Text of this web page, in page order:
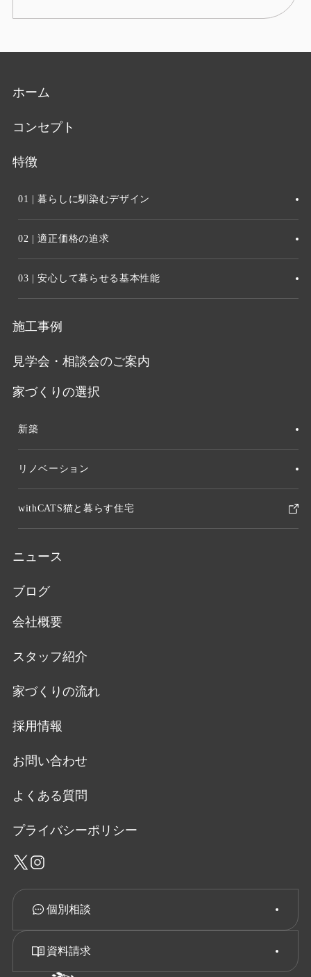
ホーム
コンセプト
特徴
01 | 暮らしに馴染むデザイン
02 | 適正価格の追求
03 | 安心して暮らせる基本性能
施工事例
見学会・相談会のご案内
家づくりの選択
新築
リノベーション
withCATS猫と暮らす住宅
ニュース
ブログ
会社概要
スタッフ紹介
家づくりの流れ
採用情報
お問い合わせ
よくある質問
プライバシーポリシー
個別相談
資料請求